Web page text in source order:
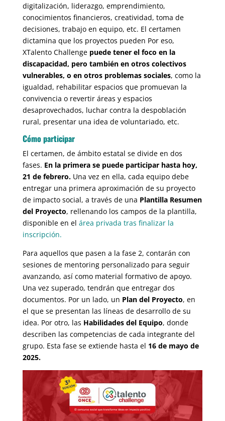
digitalización, liderazgo, emprendimiento,
conocimientos financieros, creatividad, toma de
decisiones, trabajo en equipo, etc. El certamen
dictamina que los proyectos pueden Por eso,
XTalento Challenge puede tener el foco en la
discapacidad, pero también en otros colectivos
vulnerables, o en otros problemas sociales, como la
igualdad, rehabilitar espacios que promuevan la
convivencia o revertir áreas y espacios
desaprovechados, luchar contra la despoblación
rural, presentar una idea de voluntariado, etc.
Cómo participar
El certamen, de ámbito estatal se divide en dos
fases. En la primera se puede participar hasta hoy,
21 de febrero. Una vez en ella, cada equipo debe
entregar una primera aproximación de su proyecto
de impacto social, a través de una Plantilla Resumen
del Proyecto, rellenando los campos de la plantilla,
disponible en el área privada tras finalizar la
inscripción.
Para aquellos que pasen a la fase 2, contarán con
sesiones de mentoring personalizado para seguir
avanzando, así como material formativo de apoyo.
Una vez superado, tendrán que entregar dos
documentos. Por un lado, un Plan del Proyecto, en
el que se presentan las líneas de desarrollo de su
idea. Por otro, las Habilidades del Equipo, donde
describen las competencias de cada integrante del
grupo. Esta fase se extiende hasta el 16 de mayo de
2025.